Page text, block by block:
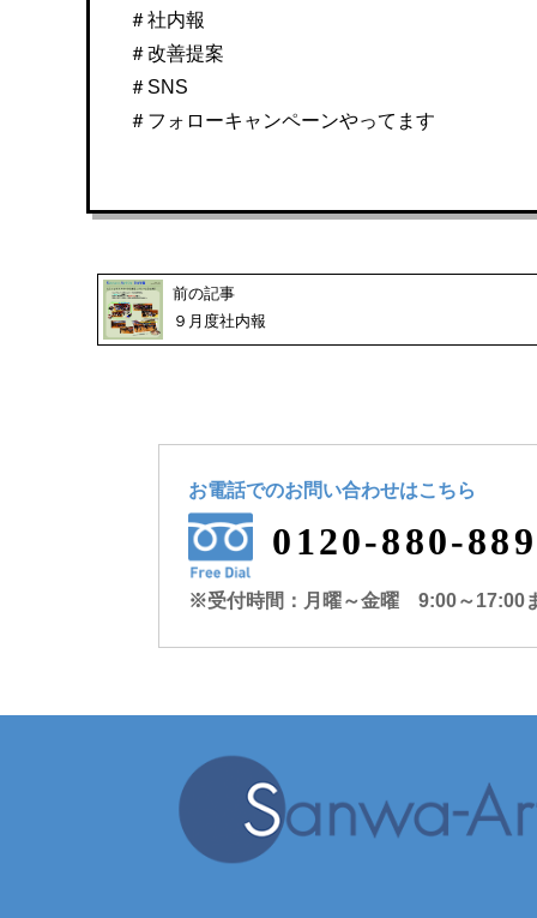
＃社内報
＃改善提案
＃SNS
＃フォローキャンペーンやってます
前の記事
９月度社内報
お電話でのお問い合わせはこちら
0120-880-889
※受付時間：月曜～金曜 9:00～17:00